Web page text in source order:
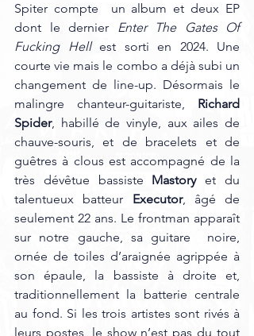
Spiter compte  un album et deux EP
dont le dernier Enter The Gates Of
Fucking Hell est sorti en 2024. Une
courte vie mais le combo a déjà subi un
changement de line-up. Désormais le
malingre chanteur-guitariste, Richard
Spider, habillé de vinyle, aux ailes de
chauve-souris, et de bracelets et de
guêtres à clous est accompagné de la
très dévêtue bassiste Mastory et du
talentueux batteur Executor, âgé de
seulement 22 ans. Le frontman apparaît
sur notre gauche, sa guitare  noire,
ornée de toiles d’araignée agrippée à
son épaule, la bassiste à droite et,
traditionnellement la batterie centrale
au fond. Si les trois artistes sont rivés à
leurs postes, le show n’est pas du tout